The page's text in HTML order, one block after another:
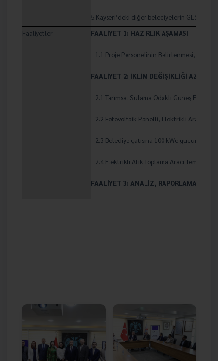
5.Kayseri’deki diğer belediyelerin GES
Faaliyetler
FAALİYET 1: HAZIRLIK AŞAMASI
1.1 Proje Personelinin Belirlenmesi,
FAALİYET 2: İKLİM DEĞİŞİKLİĞİ
2.1 Tarımsal Sulama Odaklı Güneş Enerji
2.2 Fotovoltaik Panelli, Elektrikli Araç Şarj
2.3 Belediye çatısına 100 kWe gücünde
2.4 Elektrikli Atık Toplama Aracı Temini ve
FAALİYET 3: ANALİZ, RAPORLAMA VE